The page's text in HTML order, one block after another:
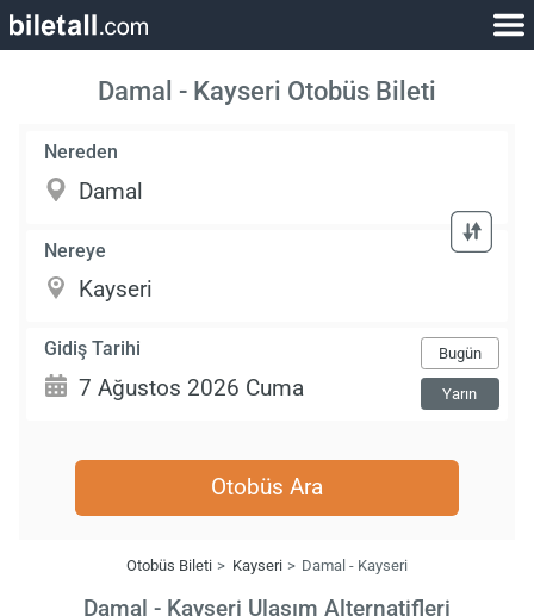
Damal - Kayseri Otobüs Bileti
Nereden
Nereye
Gidiş Tarihi Bugün
Yarın
Otobüs Ara
Otobüs Bileti Kayseri Damal - Kayseri
Damal - Kayseri Ulaşım Alternatifleri